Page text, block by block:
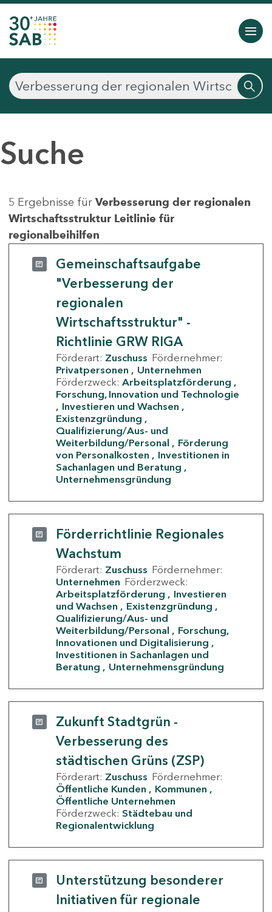
Suche
5 Ergebnisse für Verbesserung der regionalen
Wirtschaftsstruktur Leitlinie für
regionalbeihilfen
Gemeinschaftsaufgabe
"Verbesserung der
regionalen
Wirtschaftsstruktur" -
Richtlinie GRW RIGA
Förderart: Zuschuss Fördernehmer:
Privatpersonen
Unternehmen
Förderzweck: Arbeitsplatzförderung
Forschung, Innovation und Technologie
Investieren und Wachsen
Existenzgründung
Qualifizierung/Aus- und
Weiterbildung/Personal
Förderung
von Personalkosten
Investitionen in
Sachanlagen und Beratung
Unternehmensgründung
Förderrichtlinie Regionales
Wachstum
Förderart: Zuschuss Fördernehmer:
Unternehmen Förderzweck:
Arbeitsplatzförderung
Investieren
und Wachsen
Existenzgründung
Qualifizierung/Aus- und
Weiterbildung/Personal
Forschung,
Innovationen und Digitalisierung
Investitionen in Sachanlagen und
Beratung
Unternehmensgründung
Zukunft Stadtgrün -
Verbesserung des
städtischen Grüns (ZSP)
Förderart: Zuschuss Fördernehmer:
Öffentliche Kunden
Kommunen
Öffentliche Unternehmen
Förderzweck: Städtebau und
Regionalentwicklung
Unterstützung besonderer
Initiativen für regionale